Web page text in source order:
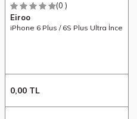
(0 )
Eiroo
iPhone 6 Plus / 6S Plus Ultra İnce
0,00 TL